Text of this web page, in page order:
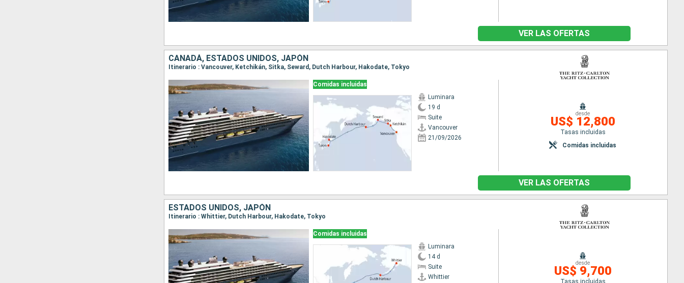
VER LAS OFERTAS
CANADÁ, ESTADOS UNIDOS, JAPÓN
Itinerario : Vancouver, Ketchikán, Sitka, Seward, Dutch Harbour, Hakodate, Tokyo
Comidas incluidas
Luminara
19 d
Suite
Vancouver
21/09/2026
desde
US$ 12,800
Tasas incluidas
Comidas incluidas
VER LAS OFERTAS
ESTADOS UNIDOS, JAPÓN
Itinerario : Whittier, Dutch Harbour, Hakodate, Tokyo
Comidas incluidas
Luminara
14 d
Suite
Whittier
desde
US$ 9,700
Tasas incluidas